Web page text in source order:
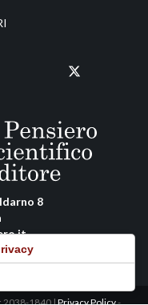
8
2038-1840 |Privacy Policy-